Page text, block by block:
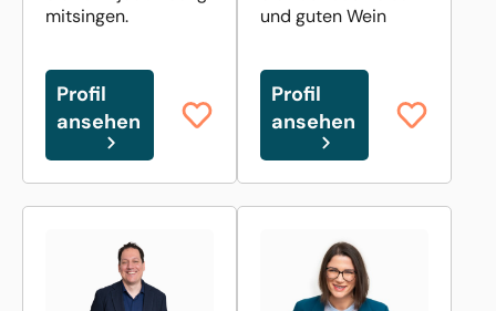
mitsingen.
Profil
ansehen
und guten Wein
Profil
ansehen